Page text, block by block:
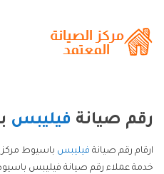
رقم صيانة فيليبس
ارقام رقم صيانة فيليبس باسيوط
خدمة عملاء رقم صيانة فيليبس